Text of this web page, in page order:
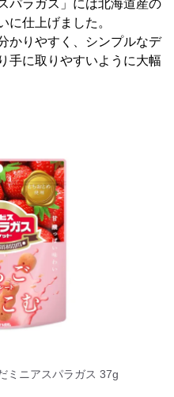
パラガス」には北海道産の
に仕上げました。
かりやすく、シンプルなデ
手に取りやすいように大幅
ミニアスパラガス 37g